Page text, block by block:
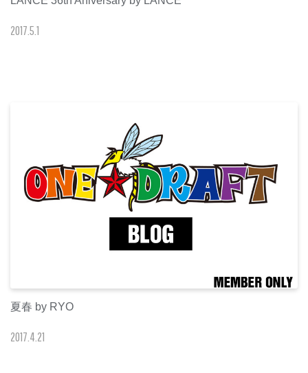
201751
夏春 by RYO
2017.4.21